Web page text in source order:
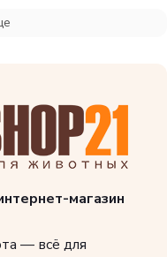
магазин
— всё для